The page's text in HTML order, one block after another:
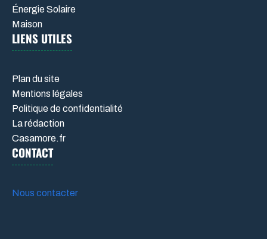
Énergie Solaire
Maison
LIENS UTILES
Plan du site
Mentions légales
Politique de confidentialité
La rédaction
Casamore.fr
CONTACT
Nous contacter